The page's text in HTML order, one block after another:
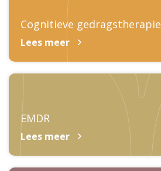
Cognitieve gedragstherapie
Lees meer
EMDR
Lees meer